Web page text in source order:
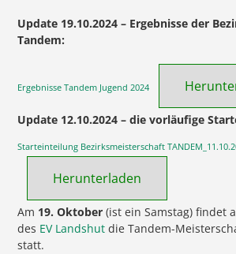
Update 19.10.2024 – Ergebnisse der
Tandem:
Ergebnisse Tandem Jugend 2024
Update 12.10.2024 – die vorläufige
Starteinteilung Bezirksmeisterschaft
Herunterladen
Am 19. Oktober(ist ein Samstag) findet
des EV Landshut die Tandem-
statt.